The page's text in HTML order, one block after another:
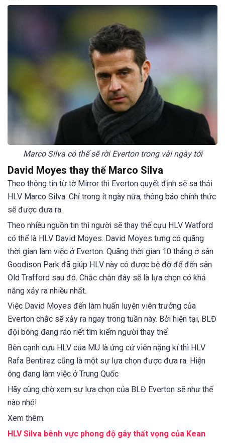
Marco Silva có thể sẽ rời Everton trong vài ngày tới
David Moyes thay thế Marco Silva
Theo thông tin từ tờ Mirror thì Everton quyết định sẽ sa thải
HLV Marco Silva. Chỉ trong ít ngày nữa, thông báo chính thức
sẽ được đưa ra.
Theo nhiều nguồn tin thì người sẽ thay thế cựu HLV Watford
có thể là HLV David Moyes. David Moyes tưng có quãng
thời gian làm việc ở Everton. Quãng thời gian 10 tháng ở sân
Goodison Park đã giúp HLV này có được bệ đỡ để đến sân
Old Trafford sau đó. Chắc chắn đây sẽ là lựa chọn có khả
năng xảy ra nhiều nhất.
Việc David Moyes đến làm huấn luyện viên trưởng của
Everton chắc sẽ xảy ra ngay trong tuần này. Bởi hiện tại, BLĐ
đội bóng đang ráo riết tìm kiếm người thay thế.
Bên cạnh cựu HLV của MU là ứng cử viên nặng kí thì HLV
Rafa Bentirez cũng là một sự lựa chọn được đưa ra. Hiện
ông đang làm việc ở Trung Quốc
Hãy cùng chờ xem sự lựa chọn của BLĐ Everton sẽ như thế
nào nhé!
Xem thêm:
HLV Silva bênh vực phong độ gây thất vọng của Kean